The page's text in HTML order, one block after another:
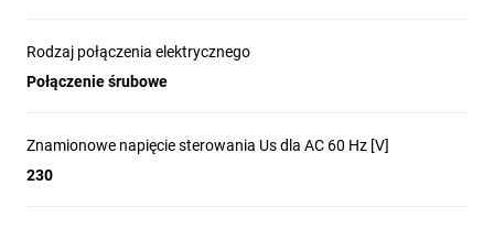
Rodzaj połączenia elektrycznego
Połączenie śrubowe
Znamionowe napięcie sterowania Us dla AC 60 Hz [V]
230